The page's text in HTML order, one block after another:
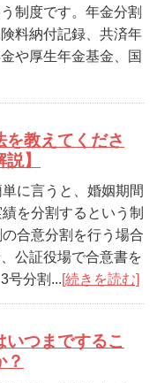
制度です。年金分割
料納付記録、共済年
や厚生年金基金、国
を教えてくださ
】
に言うと、婚姻期間
を分割するという制
合意分割を行う場合
公証役場で合意書を
号分割...[続きを読む]
いつまでするこ
？